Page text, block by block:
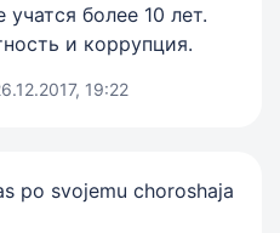
более 10 лет.
и коррупция.
19:22
po svojemu choroshaja